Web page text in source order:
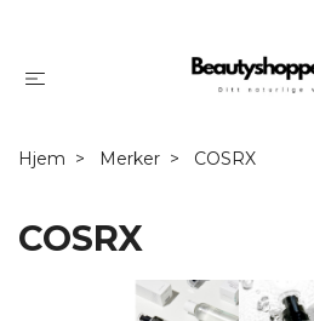
Hjem Merker COSRX
COSRX